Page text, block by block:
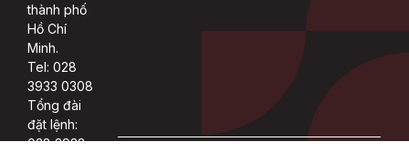
thành phố
Hồ Chí
Minh.
Tel: 028
3933 0308
Tổng đài
đặt lệnh:
028 3933